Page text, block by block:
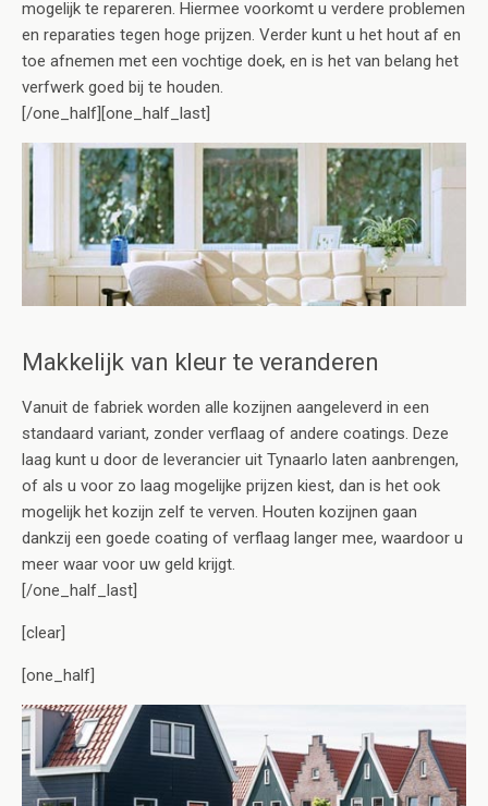
mogelijk te repareren. Hiermee voorkomt u verdere problemen
en reparaties tegen hoge prijzen. Verder kunt u het hout af en
toe afnemen met een vochtige doek, en is het van belang het
verfwerk goed bij te houden.
[/one_half][one_half_last]
Makkelijk van kleur te veranderen
Vanuit de fabriek worden alle kozijnen aangeleverd in een
standaard variant, zonder verflaag of andere coatings. Deze
laag kunt u door de leverancier uit Tynaarlo laten aanbrengen,
of als u voor zo laag mogelijke prijzen kiest, dan is het ook
mogelijk het kozijn zelf te verven. Houten kozijnen gaan
dankzij een goede coating of verflaag langer mee, waardoor u
meer waar voor uw geld krijgt.
[/one_half_last]
[clear]
[one_half]